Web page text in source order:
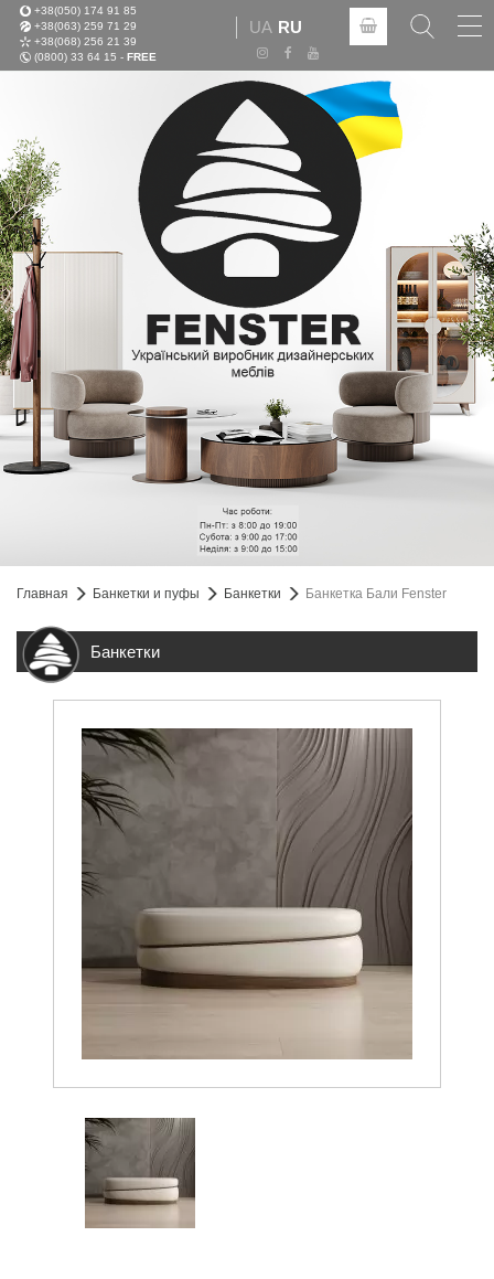
+38(050) 174 91 85
+38(063) 259 71 29
+38(068) 256 21 39
(0800) 33 64 15 - FREE
UA RU
Главная Банкетки и пуфы Банкетки Банкетка Бали Fenster
Банкетки